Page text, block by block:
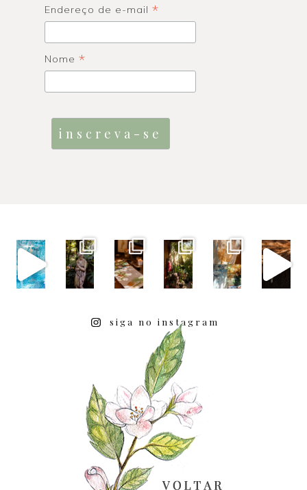
Endereço de e-mail *
Nome *
siga no instagram